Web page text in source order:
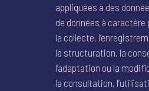
appliquées à des
de données à caractère
la collecte,
la structuration, la
l’adaptation ou la
la consultation,